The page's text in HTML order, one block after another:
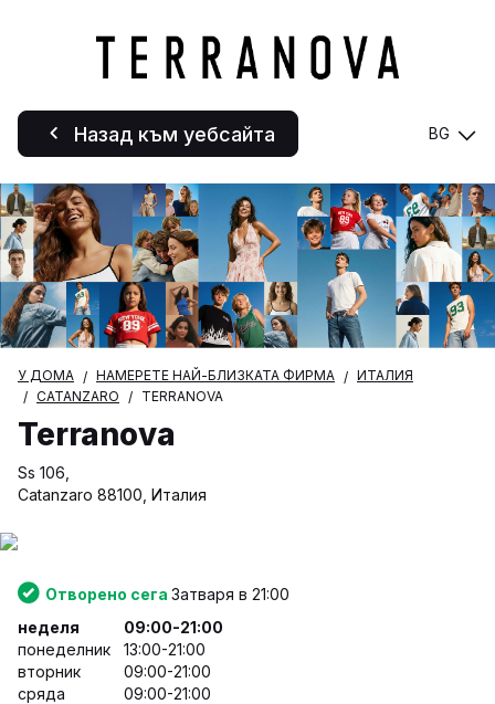
Назад към уебсайта BG
У ДОМА НАМЕРЕТЕ НАЙ-БЛИЗКАТА ФИРМА
ИТАЛИЯ
CATANZARO
TERRANOVA
Terranova
Ss 106,
Catanzaro 88100, Италия
Отворено сега Затваря в 21:00
неделя
09:00-21:00
понеделник
13:00-21:00
вторник
09:00-21:00
сряда
09:00-21:00